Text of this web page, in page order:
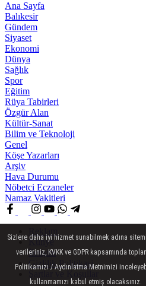
Ana Sayfa
Balıkesir
Gündem
Siyaset
Ekonomi
Dünya
Sağlık
Spor
Eğitim
Rüya Tabirleri
Özgür Alan
Kültür-Sanat
Bilim ve Teknoloji
Genel
Köşe Yazarları
Arşiv
Hava Durumu
Nöbetci Eczaneler
Namaz Vakitleri
Künye
İletişim
Gizlilik Politikasi
Şartlar ve Koşullar
Sizlere daha iyi hizmet sunabilmek adına
verileriniz, KVKK ve GDPR kapsamında
Politikamızı / Aydınlatma Metnimizi
kullanmamızı kabul etmiş olacaksınız.